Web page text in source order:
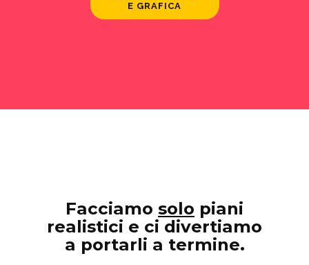
E GRAFICA
F​acciamo solo piani
realistici e ci divertiamo
a portarli a termine.